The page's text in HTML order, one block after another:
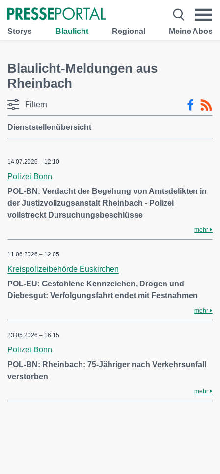
Storys Blaulicht Regional Meine Abos
Blaulicht-Meldungen aus
Rheinbach
Filtern
Dienststellenübersicht
14.07.2026 – 12:10
Polizei Bonn
POL-BN: Verdacht der Begehung von Amtsdelikten in
der Justizvollzugsanstalt Rheinbach - Polizei
vollstreckt Dursuchungsbeschlüsse
mehr
11.06.2026 – 12:05
Kreispolizeibehörde Euskirchen
POL-EU: Gestohlene Kennzeichen, Drogen und
Diebesgut: Verfolgungsfahrt endet mit Festnahmen
mehr
23.05.2026 – 16:15
Polizei Bonn
POL-BN: Rheinbach: 75-Jähriger nach Verkehrsunfall
verstorben
mehr